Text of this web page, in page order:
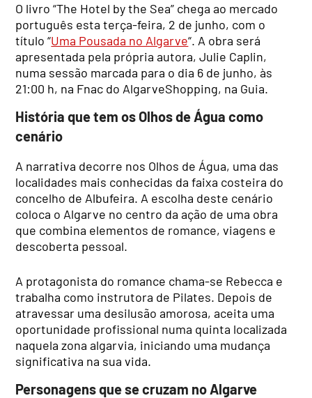
O livro “The Hotel by the Sea” chega ao mercado
português esta terça-feira, 2 de junho, com o
título “Uma Pousada no Algarve“. A obra será
apresentada pela própria autora, Julie Caplin,
numa sessão marcada para o dia 6 de junho, às
21:00 h, na Fnac do AlgarveShopping, na Guia.
História que tem os Olhos de Água como
cenário
A narrativa decorre nos Olhos de Água, uma das
localidades mais conhecidas da faixa costeira do
concelho de Albufeira. A escolha deste cenário
coloca o Algarve no centro da ação de uma obra
que combina elementos de romance, viagens e
descoberta pessoal.
A protagonista do romance chama-se Rebecca e
trabalha como instrutora de Pilates. Depois de
atravessar uma desilusão amorosa, aceita uma
oportunidade profissional numa quinta localizada
naquela zona algarvia, iniciando uma mudança
significativa na sua vida.
Personagens que se cruzam no Algarve